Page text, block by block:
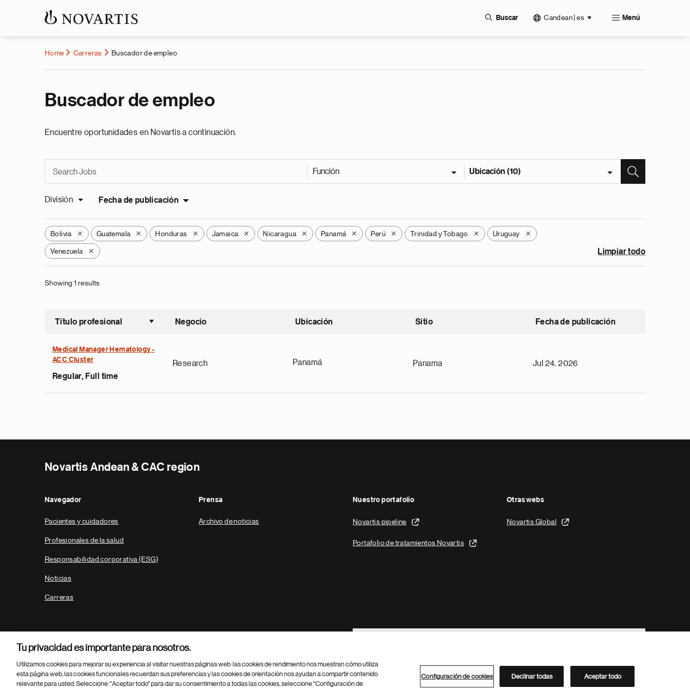
Buscar Candean | es Menú
Home Carreras Buscador de empleo
Buscador de empleo
Encuentre oportunidades en Novartis a continuación.
Función Ubicación (10)
División Fecha de publicación
Bolivia X Guatemala X Honduras X Jamaica X Nicaragua X Panamá X Perú X Trinidad y Tobago X Uruguay X
Venezuela X Limpiar todo
Showing 1 results
Título profesional
Ordenar ascendente
Negocio Ubicación Sitio Fecha de publicación
Medical Manager Hematology -
ACC Cluster
Regular, Full time
Research Panamá Panama Jul 24, 2026
Novartis Andean & CAC region
Navegador
Pacientes y cuidadores
Profesionales de la salud
Responsabilidad corporativa (ESG)
Noticias
Carreras
Prensa
Archivo de noticias
Nuestro portafolio
Novartis pipeline
Portafolio de tratamientos Novartis
Otras webs
Novartis Global
Footer Site Search
Parte
© 2026 Novartis AG Directorio de Novartis
Tu privacidad es importante para nosotros.
Utilizamos cookies para mejorar su experiencia al visitar nuestras páginas web: las cookies de rendimiento nos muestran cómo utiliza
esta página web, las cookies funcionales recuerdan sus preferencias y las cookies de orientación nos ayudan a compartir contenido
relevante para usted. Seleccione: "Aceptar todo" para dar su consentimiento a todas las cookies, seleccione "Configuración de
Configuración de cookies Declinar todas Aceptar todo